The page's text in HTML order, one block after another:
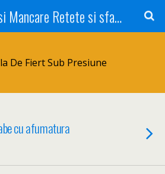
Restaurant si Mancare Retete si sfaturi Picant bun si rapid
De Fiert Sub Presiune
cu afumatura